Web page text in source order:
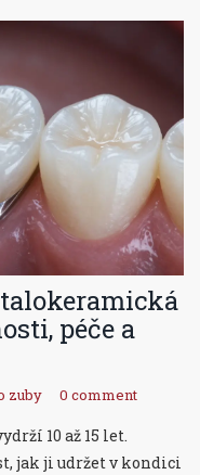
péče a
zuby 0 comment
10 až 15 let.
jak ji udržet v kondici